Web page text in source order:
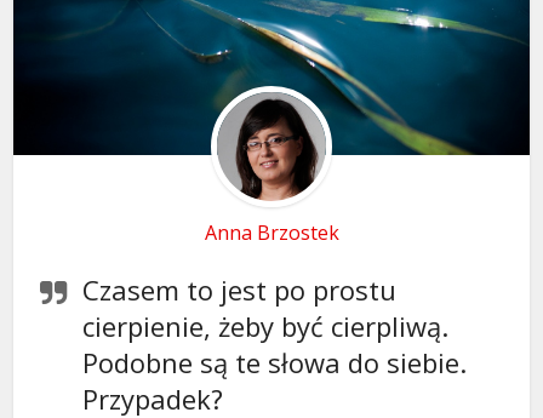
Anna Brzostek
Czasem to jest po prostu
cierpienie, żeby być cierpliwą.
Podobne są te słowa do siebie.
Przypadek?